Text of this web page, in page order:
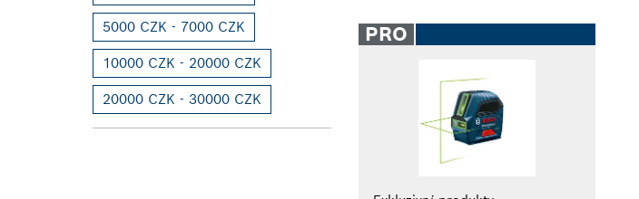
5000 CZK - 7000 CZK
10000 CZK - 20000 CZK
20000 CZK - 30000 CZK
PRO